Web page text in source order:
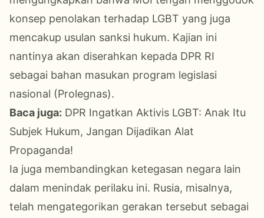
konsep penolakan terhadap LGBT yang juga
mencakup usulan sanksi hukum. Kajian ini
nantinya akan diserahkan kepada DPR RI
sebagai bahan masukan program legislasi
nasional (Prolegnas).
Baca juga: DPR Ingatkan Aktivis LGBT: Anak Itu
Subjek Hukum, Jangan Dijadikan Alat
Propaganda!
Ia juga membandingkan ketegasan negara lain
dalam menindak perilaku ini. Rusia, misalnya,
telah mengategorikan gerakan tersebut sebagai